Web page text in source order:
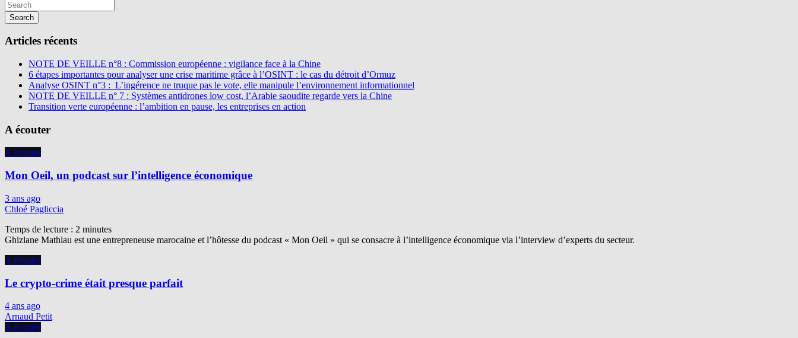
Search
Articles récents
NOTE DE VEILLE n°8 : Commission européenne : vigilance face à la Chine
6 étapes importantes pour analyser une crise maritime grâce à l’OSINT : le cas du détroit d’Ormuz
Analyse OSINT n°3 : L’ingérence ne truque pas le vote, elle manipule l’environnement informationnel
NOTE DE VEILLE n° 7 : Systèmes antidrones low cost, l’Arabie saoudite regarde vers la Chine
Transition verte européenne : l’ambition en pause, les entreprises en action
A écouter
A écouter
Mon Oeil, un podcast sur l’intelligence économique
3 ans ago
Chloé Pagliccia
Temps de lecture : 2 minutes
Ghizlane Mathiau est une entrepreneuse marocaine et l’hôtesse du podcast « Mon Oeil » qui se consacre à l’intelligence économique via l’interview d’experts du secteur.
A écouter
Le crypto-crime était presque parfait
4 ans ago
Arnaud Petit
A écouter